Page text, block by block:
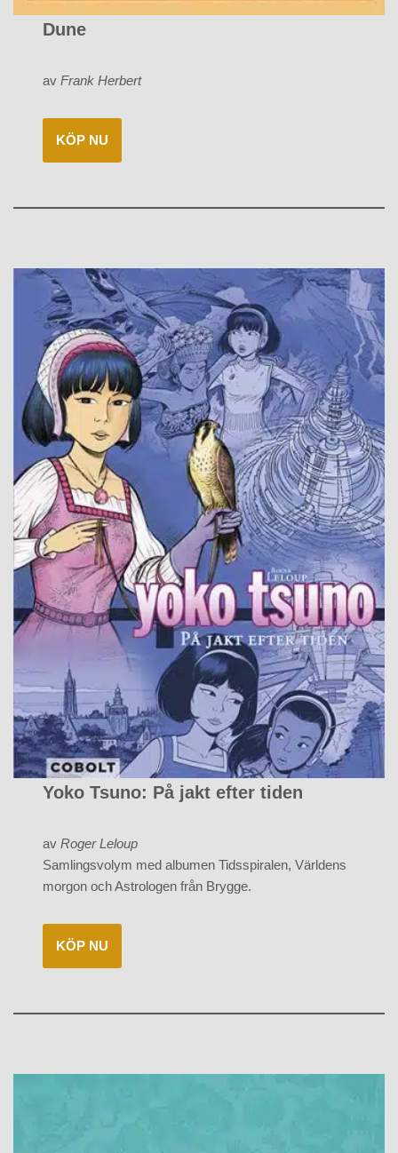
Dune
avFrank Herbert
KÖP NU
Yoko Tsuno: På jakt efter tiden
avRoger Leloup
Samlingsvolym med albumen Tidsspiralen, Världens
morgon och Astrologen från Brygge.
KÖP NU